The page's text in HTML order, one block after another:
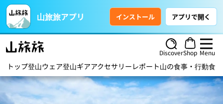
山旅旅アプリ インストール アプリで開く
DiscoverShop Menu
トップ登山ウェア登山ギアアクセサリー レポート山の食事・行動食